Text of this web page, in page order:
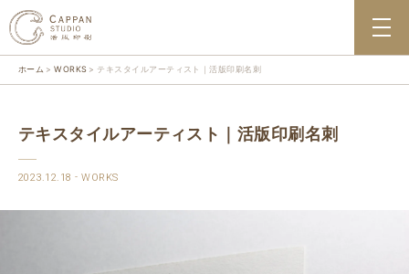
ホーム WORKS テキスタイルアーティスト｜活版印刷名刺
テキスタイルアーティスト｜活版印刷名刺
2023.12.18 WORKS